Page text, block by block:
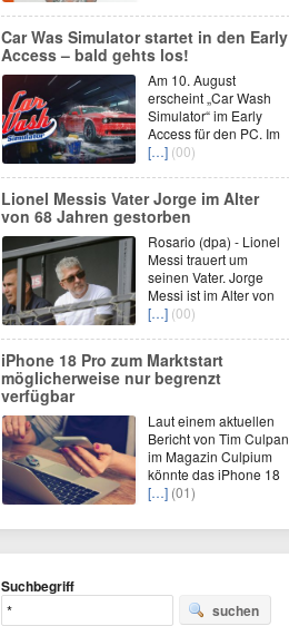
Car Was Simulator startet in den Early
Access – bald gehts los!
Am 10. August
erscheint „Car Wash
Simulator“ im Early
Access für den PC. Im
[…] (00)
Lionel Messis Vater Jorge im Alter
von 68 Jahren gestorben
Rosario (dpa) - Lionel
Messi trauert um
seinen Vater. Jorge
Messi ist im Alter von
[…] (00)
iPhone 18 Pro zum Marktstart
möglicherweise nur begrenzt
verfügbar
Laut einem aktuellen
Bericht von Tim Culpan
im Magazin Culpium
könnte das iPhone 18
[…] (01)
Suchbegriff
suchen